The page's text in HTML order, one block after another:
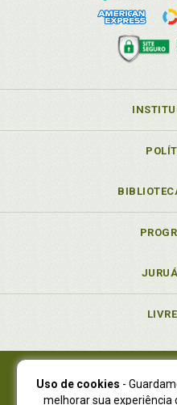
Juruá Editora Ltda.,
Uso de cookies -
melhorar sua experiência